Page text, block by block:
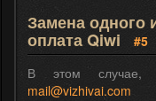
Замена одного
оплата Qiwi
#5
В этом случае,
mail@vizhivai.com